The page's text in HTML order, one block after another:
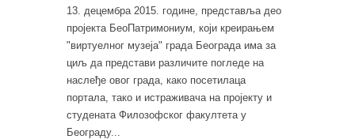
13. децембра 2015. године, представља део
пројекта БеоПатримониум, који креирањем
"виртуелног музеја" града Београда има за
циљ да представи различите погледе на
наслеђе овог града, како посетилаца
портала, тако и истраживача на пројекту и
студената Филозофског факултета у
Београду...